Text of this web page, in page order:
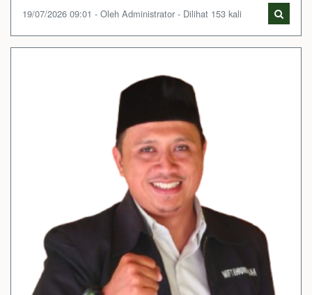
19/07/2026 09:01 - Oleh Administrator - Dilihat 153 kali